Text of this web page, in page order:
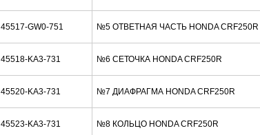
45517-GW0-751 №5 ОТВЕТНАЯ ЧАСТЬ HONDA CRF250R
45518-KA3-731 №6 СЕТОЧКА HONDA CRF250R
45520-KA3-731 №7 ДИАФРАГМА HONDA CRF250R
45523-KA3-731 №8 КОЛЬЦО HONDA CRF250R